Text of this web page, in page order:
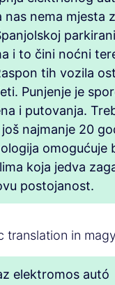
nas nema mjesta
i to čini noćni
tih vozila
Punjenje je
i putovanja.
najmanje 20
omogućuje
koja jedva
postojanost.
translation in
elektromos autó